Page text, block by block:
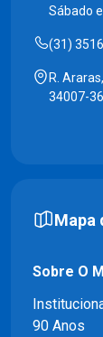
Sábado
(31)
R.
34007-
Mapa
Sobre O
90 Anos